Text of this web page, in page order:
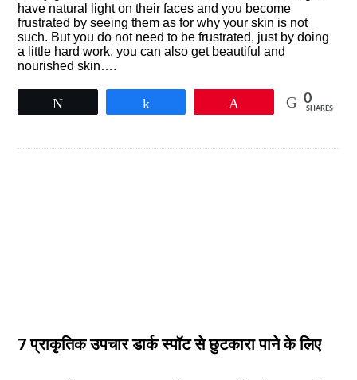
have natural light on their faces and you become
frustrated by seeing them as for why your skin is not
such. But you do not need to be frustrated, just by doing
a little hard work, you can also get beautiful and
nourished skin….
0
SHARES
7 प्राकृतिक उपचार डार्क स्पॉट से छुटकारा पाने के लिए